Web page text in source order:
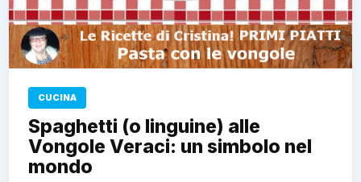
CUCINA
Spaghetti (o linguine) alle
Vongole Veraci: un simbolo nel
mondo